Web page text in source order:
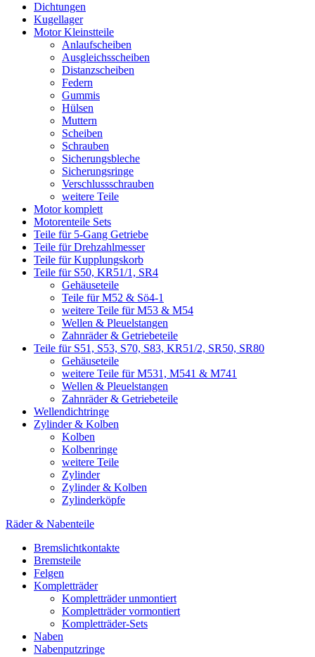
Dichtungen
Kugellager
Motor Kleinstteile
Anlaufscheiben
Ausgleichsscheiben
Distanzscheiben
Federn
Gummis
Hülsen
Muttern
Scheiben
Schrauben
Sicherungsbleche
Sicherungsringe
Verschlussschrauben
weitere Teile
Motor komplett
Motorenteile Sets
Teile für 5-Gang Getriebe
Teile für Drehzahlmesser
Teile für Kupplungskorb
Teile für S50, KR51/1, SR4
Gehäuseteile
Teile für M52 & Sö4-1
weitere Teile für M53 & M54
Wellen & Pleuelstangen
Zahnräder & Getriebeteile
Teile für S51, S53, S70, S83, KR51/2, SR50, SR80
Gehäuseteile
weitere Teile für M531, M541 & M741
Wellen & Pleuelstangen
Zahnräder & Getriebeteile
Wellendichtringe
Zylinder & Kolben
Kolben
Kolbenringe
weitere Teile
Zylinder
Zylinder & Kolben
Zylinderköpfe
Räder & Nabenteile
Bremslichtkontakte
Bremsteile
Felgen
Kompletträder
Kompletträder unmontiert
Kompletträder vormontiert
Kompletträder-Sets
Naben
Nabenputzringe